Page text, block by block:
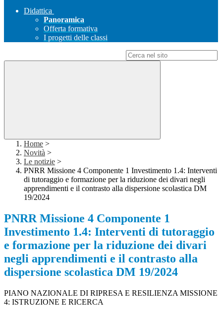
Didattica
Panoramica
Offerta formativa
I progetti delle classi
Home >
Novità >
Le notizie >
PNRR Missione 4 Componente 1 Investimento 1.4: Interventi
di tutoraggio e formazione per la riduzione dei divari negli
apprendimenti e il contrasto alla dispersione scolastica DM
19/2024
PNRR Missione 4 Componente 1
Investimento 1.4: Interventi di tutoraggio
e formazione per la riduzione dei divari
negli apprendimenti e il contrasto alla
dispersione scolastica DM 19/2024
PIANO NAZIONALE DI RIPRESA E RESILIENZA MISSIONE
4: ISTRUZIONE E RICERCA